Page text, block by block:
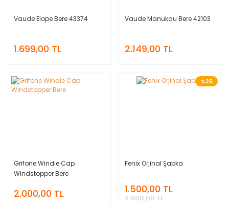
Vaude Elope Bere 43374
1.699,00 TL
Vaude Manukau Bere 42103
2.149,00 TL
Grifone Windie Cap
Windstopper Bere
2.000,00 TL
%25
Fenix Orjinal Şapka
1.500,00 TL
2.000,00 TL